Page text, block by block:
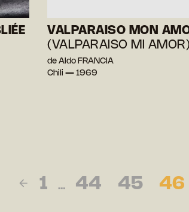
VALPARAISO MON
(VALPARAISO MI
de Aldo FRANCIA
Chili — 1969
1 … 44 45 46